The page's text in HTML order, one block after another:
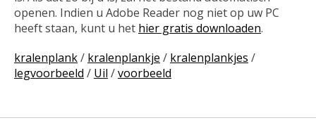
openen. Indien u Adobe Reader nog niet op uw PC
heeft staan, kunt u het hier gratis downloaden.
kralenplank/ kralenplankje / kralenplankjes /
legvoorbeeld / Uil /voorbeeld